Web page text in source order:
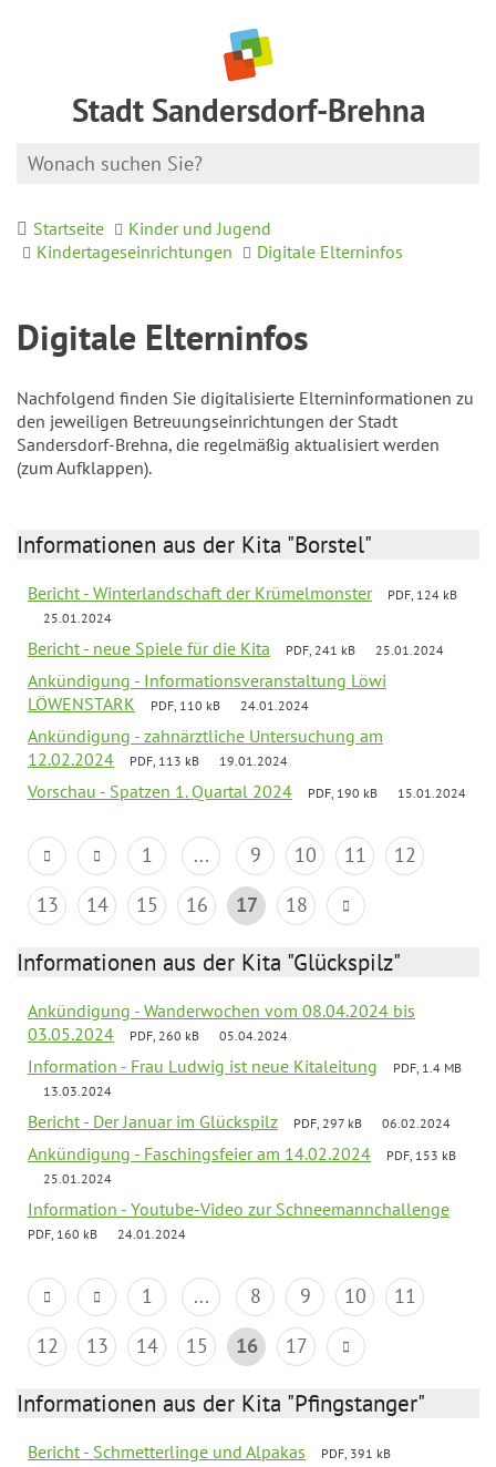
Stadt Sandersdorf-Brehna
Startseite
Kinder und Jugend
Kindertageseinrichtungen
Digitale Elterninfos
Digitale Elterninfos
Nachfolgend finden Sie digitalisierte Elterninformationen zu
den jeweiligen Betreuungseinrichtungen der Stadt
Sandersdorf-Brehna, die regelmäßig aktualisiert werden
(zum Aufklappen).
Informationen aus der Kita "Borstel"
Bericht - Winterlandschaft der Krümelmonster
PDF, 124 kB
25.01.2024
Bericht - neue Spiele für die Kita PDF, 241 kB 25.01.2024
Ankündigung - Informationsveranstaltung Löwi
LÖWENSTARK
PDF, 110 kB 24.01.2024
Ankündigung - zahnärztliche Untersuchung am
12.02.2024
PDF, 113 kB 19.01.2024
Vorschau - Spatzen 1. Quartal 2024 PDF, 190 kB 15.01.2024
1 ... 9 10 11
12
13
14 15 16 17 18
Informationen aus der Kita "Glückspilz"
Ankündigung - Wanderwochen vom 08.04.2024 bis
03.05.2024
PDF, 260 kB 05.04.2024
Information - Frau Ludwig ist neue Kitaleitung
PDF, 1.4 MB
13.03.2024
Bericht - Der Januar im Glückspilz PDF, 297 kB 06.02.2024
Ankündigung - Faschingsfeier am 14.02.2024
PDF, 153 kB
25.01.2024
Information - Youtube-Video zur Schneemannchallenge
PDF, 160 kB 24.01.2024
1 ... 8 9 10
11
12
13 14 15 16 17
Informationen aus der Kita "Pfingstanger"
Bericht - Schmetterlinge und Alpakas
PDF, 391 kB